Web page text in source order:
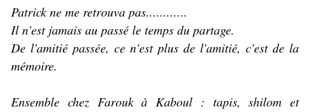
Patrick ne me retrouva pas............
Il n'est jamais au passé le temps du partage.
De l'amitié passée, ce n'est plus de l'amitié, c'est de la
mémoire.
Ensemble chez Farouk à Kaboul : tapis, shilom et